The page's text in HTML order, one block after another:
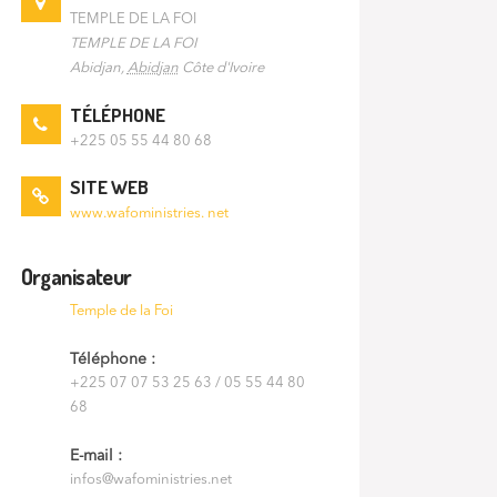
TEMPLE DE LA FOI
TEMPLE DE LA FOI
Abidjan, Abidjan Côte d'Ivoire
TÉLÉPHONE
+225 05 55 44 80 68
SITE WEB
www.wafoministries. net
Organisateur
Temple de la Foi
Téléphone :
+225 07 07 53 25 63 / 05 55 44 80
68
E-mail :
infos@wafoministries.net